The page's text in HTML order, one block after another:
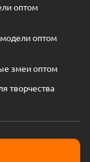
оптом
оптом
змеи оптом
творчества